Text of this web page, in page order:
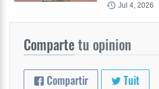
Jul 4, 2026
Compartetu opinion
Compartir Tuit